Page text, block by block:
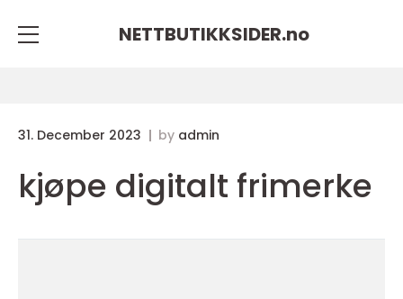
NETTBUTIKKSIDER.no
31. December 2023 by admin
kjøpe digitalt frimerke